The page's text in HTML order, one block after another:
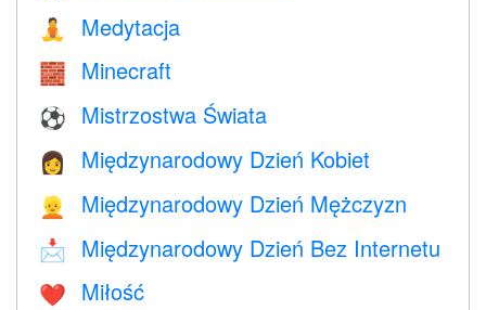
🧘 Medytacja
🧱 Minecraft
⚽ Mistrzostwa Świata
👩 Międzynarodowy Dzień Kobiet
👱 Międzynarodowy Dzień Mężczyzn
📩 Międzynarodowy Dzień Bez Internetu
❤️️ Miłość